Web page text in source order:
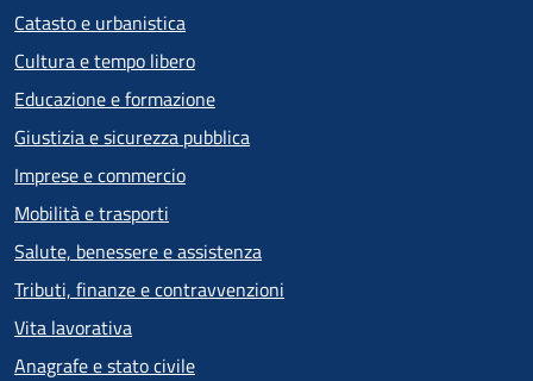
Catasto e urbanistica
Cultura e tempo libero
Educazione e formazione
Giustizia e sicurezza pubblica
Imprese e commercio
Mobilità e trasporti
Salute, benessere e assistenza
Tributi, finanze e contravvenzioni
Vita lavorativa
Anagrafe e stato civile